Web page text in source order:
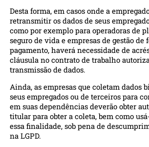
Desta forma, em casos onde a
retransmitir os dados de seus
como por exemplo para operadoras de
seguro de vida e empresas de gestão de
pagamento, haverá necessidade de
cláusula no contrato de trabalho
transmissão de dados.
Ainda, as empresas que coletam dados
seus empregados ou de terceiros para
em suas dependências deverão obter
titular para obter a coleta, bem como
essa finalidade, sob pena de
na LGPD.